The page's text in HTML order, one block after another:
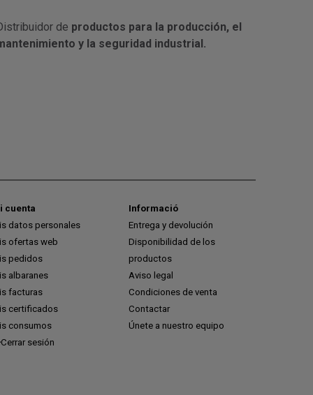
de productos para la producción, el
y la seguridad industrial.
cuenta
datos personales
ofertas web
pedidos
albaranes
facturas
certificados
consumos
Cerrar sesión
Informació
Entrega y devolución
Disponibilidad de los
productos
Aviso legal
Condiciones de venta
Contactar
Únete a nuestro equipo